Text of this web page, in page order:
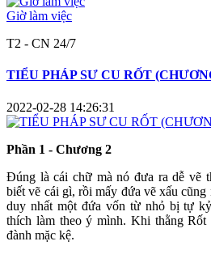
Giờ làm việc
T2 - CN 24/7
TIỂU PHÁP SƯ CU RỐT
2022-02-28 14:26:31
Phần 1 - Chương 2
Đúng là cái chữ mà nó đưa ra dễ vẽ
biết vẽ cái gì, rồi mấy đứa vẽ xấu
duy nhất một đứa vốn từ nhỏ bị tự
thích làm theo ý mình. Khi thằng
đành mặc kệ.